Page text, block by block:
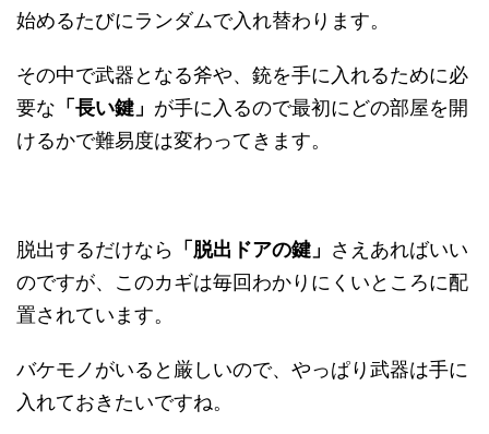
始めるたびにランダムで入れ替わります。
その中で武器となる斧や、銃を手に入れるために必
要な 「長い鍵」 が手に入るので最初にどの部屋を開
けるかで難易度は変わってきます。
脱出するだけなら 「脱出ドアの鍵」 さえあればいい
のですが、このカギは毎回わかりにくいところに配
置されています。
バケモノがいると厳しいので、やっぱり武器は手に
入れておきたいですね。